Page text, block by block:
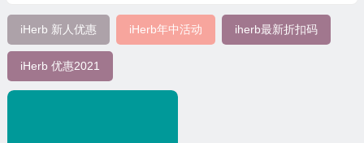
iHerb 新人优惠 iHerb年中活动 iherb最新折扣码
iHerb 优惠2021